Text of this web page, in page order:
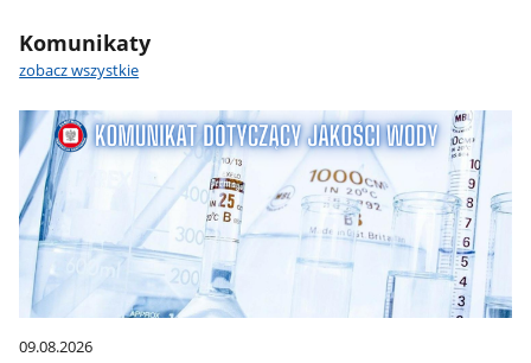
Komunikaty
zobacz wszystkie
09.08.2026